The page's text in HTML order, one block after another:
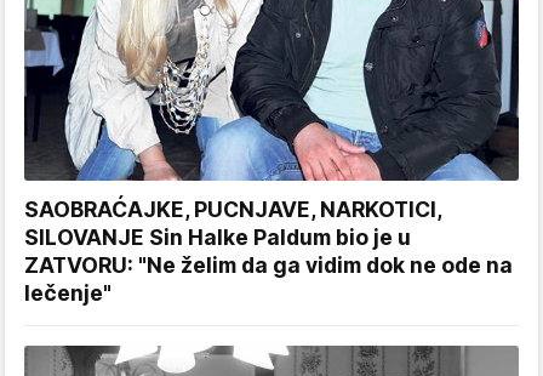
SAOBRAĆAJKE, PUCNJAVE, NARKOTICI,
SILOVANJE Sin Halke Paldum bio je u
ZATVORU: "Ne želim da ga vidim dok ne ode na
lečenje"